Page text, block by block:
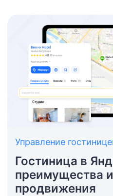
Управление
Гостиница в
преимущества
продвижения